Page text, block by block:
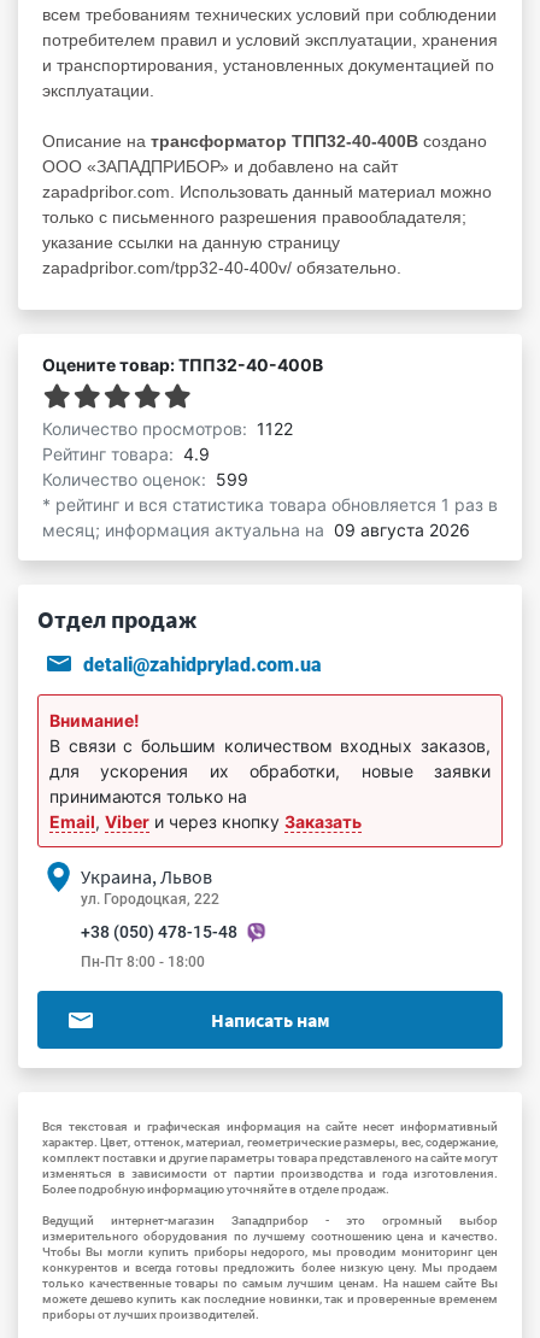
всем требованиям технических условий при соблюдении
потребителем правил и условий эксплуатации, хранения
и транспортирования, установленных документацией по
эксплуатации.
Описание на трансформатор ТПП32-40-400В создано
ООО «ЗАПАДПРИБОР» и добавлено на сайт
zapadpribor.com. Использовать данный материал можно
только с письменного разрешения правообладателя;
указание ссылки на данную страницу
zapadpribor.com/tpp32-40-400v/ обязательно.
Оцените товар: ТПП32-40-400В
Количество просмотров: 1122
Рейтинг товара: 4.9
Количество оценок: 599
* рейтинг и вся статистика товара обновляется 1 раз в
месяц; информация актуальна на 09 августа 2026
Отдел продаж
detali@zahidprylad.com.ua
Внимание!
В связи с большим количеством входных заказов,
для ускорения их обработки, новые заявки
принимаются только на
Email, Viber и через кнопку Заказать
Украина, Львов
ул. Городоцкая, 222
+38 (050) 478-15-48
Пн-Пт 8:00 - 18:00
Написать нам
Вся текстовая и графическая информация на сайте несет информативный
характер. Цвет, оттенок, материал, геометрические размеры, вес, содержание,
комплект поставки и другие параметры товара представленого на сайте могут
изменяться в зависимости от партии производства и года изготовления.
Более подробную информацию уточняйте в отделе продаж.
Ведущий интернет-магазин Западприбор - это огромный выбор
измерительного оборудования по лучшему соотношению цена и качество.
Чтобы Вы могли купить приборы недорого, мы проводим мониторинг цен
конкурентов и всегда готовы предложить более низкую цену. Мы продаем
только качественные товары по самым лучшим ценам. На нашем сайте Вы
можете дешево купить как последние новинки, так и проверенные временем
приборы от лучших производителей.